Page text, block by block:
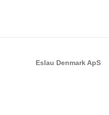
Eslau Denmark ApS